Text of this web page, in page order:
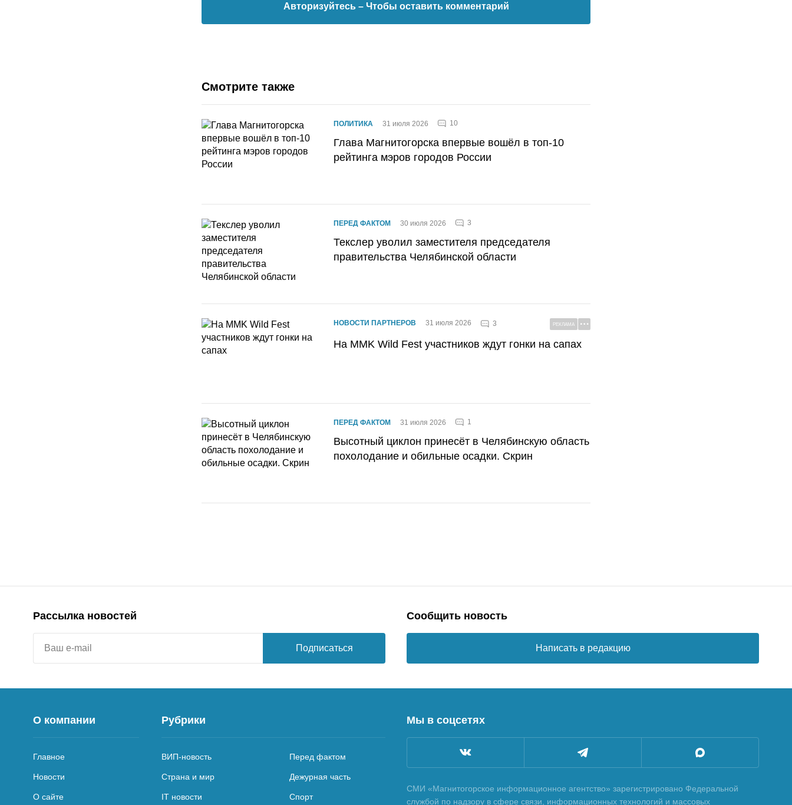
Авторизуйтесь – Чтобы оставить комментарий
Смотрите также
ПОЛИТИКА 31 июля 2026 10
Глава Магнитогорска впервые вошёл в топ-10
рейтинга мэров городов России
ПЕРЕД ФАКТОМ 30 июля 2026 3
Текслер уволил заместителя председателя
правительства Челябинской области
НОВОСТИ ПАРТНЕРОВ 31 июля 2026 3 РЕКЛАМА
На MMK Wild Fest участников ждут гонки на сапах
ПЕРЕД ФАКТОМ 31 июля 2026 1
Высотный циклон принесёт в Челябинскую область
похолодание и обильные осадки. Скрин
Рассылка новостей
Подписаться
Сообщить новость
Написать в редакцию
О компании
Главное
Новости
О сайте
Рубрики
ВИП-новость Перед фактом
Страна и мир Дежурная часть
IT новости Спорт
Мы в соцсетях
СМИ «Магнитогорское информационное агентство» зарегистрировано Федеральной
службой по надзору в сфере связи, информационных технологий и массовых